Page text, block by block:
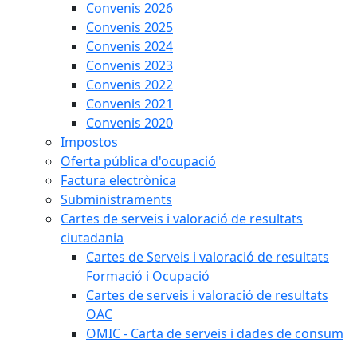
Convenis 2026
Convenis 2025
Convenis 2024
Convenis 2023
Convenis 2022
Convenis 2021
Convenis 2020
Impostos
Oferta pública d'ocupació
Factura electrònica
Subministraments
Cartes de serveis i valoració de resultats
ciutadania
Cartes de Serveis i valoració de resultats
Formació i Ocupació
Cartes de serveis i valoració de resultats
OAC
OMIC - Carta de serveis i dades de consum